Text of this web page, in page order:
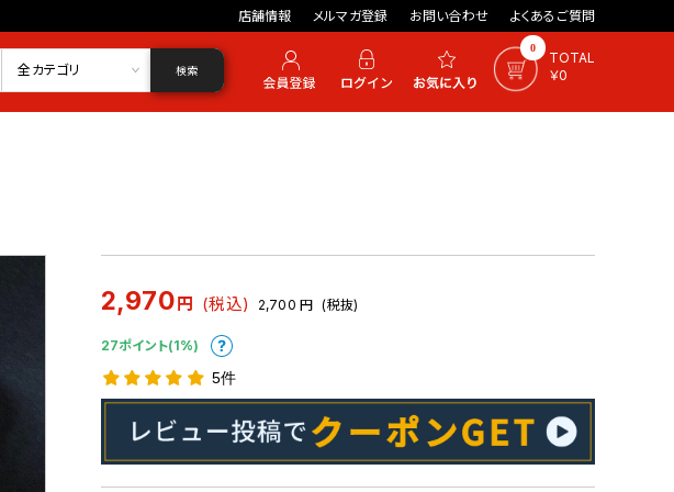
店舗情報 メルマガ登録 お問い合わせ よくあるご質問
0
TOTAL
￥0
全カテゴリ 検索
2,970円 (税込) 2,700 円 (税抜)
27ポイント(1%)
5件